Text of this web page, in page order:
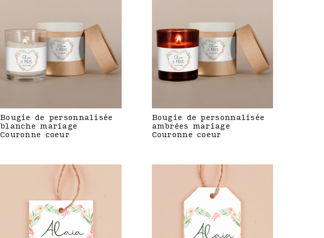
Bougie de personnalisée
blanche mariage
Couronne coeur
Bougie de personnalisée
ambrées mariage
Couronne coeur